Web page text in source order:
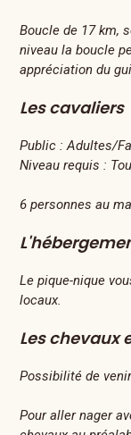
Boucle de 17 km,
niveau la boucle
appréciation du
Les cavaliers
Public : Adultes/
Niveau requis :
6 personnes au
Le pique-nique
locaux.
Les chevaux
Possibilité de
Pour aller nager